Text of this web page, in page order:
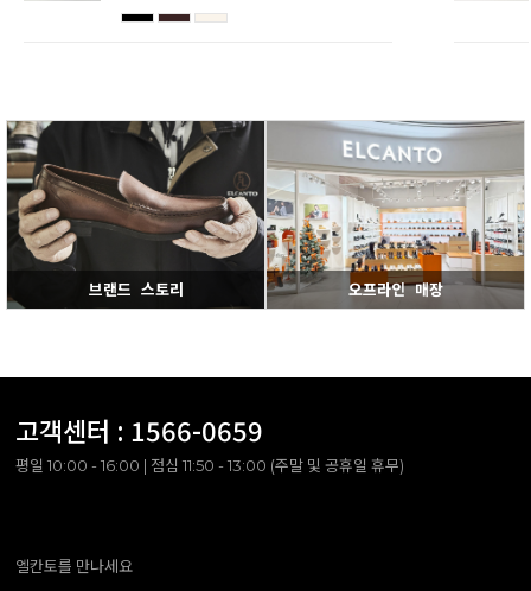
브랜드 스토리 오프라인 매장
고객센터 : 1566-0659
평일 10:00 - 16:00 | 점심 11:50 - 13:00 (주말 및 공휴일 휴무)
엘칸토를 만나세요